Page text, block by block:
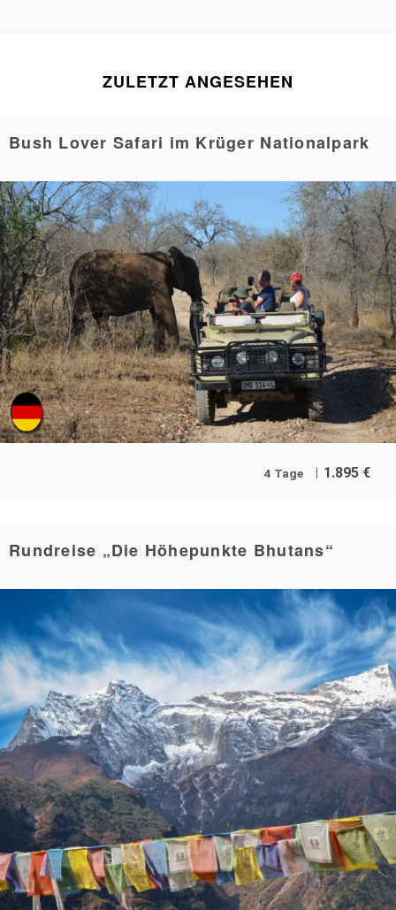
ZULETZT ANGESEHEN
Bush Lover Safari im Krüger Nationalpark
4 Tage 1.895 €
Rundreise „Die Höhepunkte Bhutans“